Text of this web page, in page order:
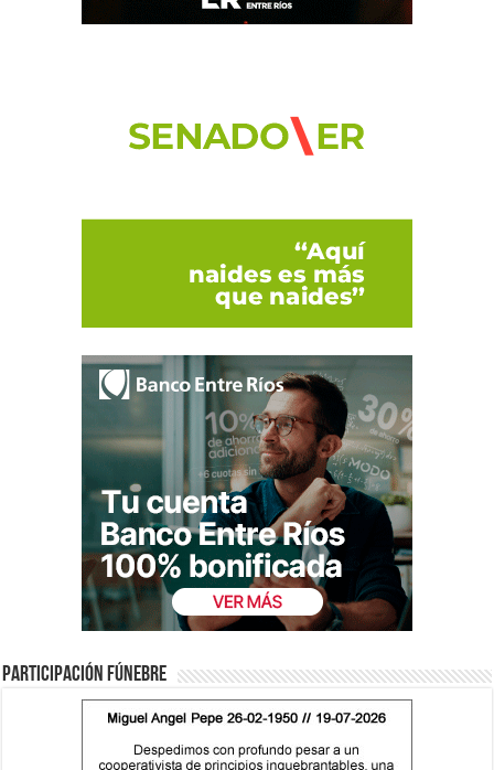
Participación fúnebre